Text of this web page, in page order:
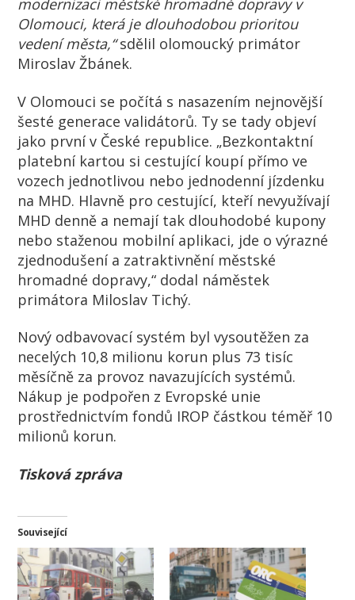
modernizaci městské hromadné dopravy v
Olomouci, která je dlouhodobou prioritou
vedení města,“sdělil olomoucký primátor
Miroslav Žbánek.
V Olomouci se počítá s nasazením nejnovější
šesté generace validátorů. Ty se tady objeví
jako první v České republice. „Bezkontaktní
platební kartou si cestující koupí přímo ve
vozech jednotlivou nebo jednodenní jízdenku
na MHD. Hlavně pro cestující, kteří nevyužívají
MHD denně a nemají tak dlouhodobé kupony
nebo staženou mobilní aplikaci, jde o výrazné
zjednodušení a zatraktivnění městské
hromadné dopravy,“ dodal náměstek
primátora Miloslav Tichý.
Nový odbavovací systém byl vysoutěžen za
necelých 10,8 milionu korun plus 73 tisíc
měsíčně za provoz navazujících systémů.
Nákup je podpořen z Evropské unie
prostřednictvím fondů IROP částkou téměř 10
milionů korun.
Tisková zpráva
Související